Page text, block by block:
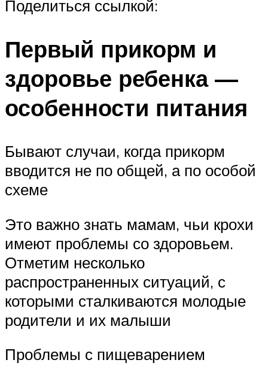
Поделиться ссылкой:
Первый прикорм и
здоровье ребенка —
особенности питания
Бывают случаи, когда прикорм
вводится не по общей, а по особой
схеме
Это важно знать мамам, чьи крохи
имеют проблемы со здоровьем.
Отметим несколько
распространенных ситуаций, с
которыми сталкиваются молодые
родители и их малыши
Проблемы с пищеварением